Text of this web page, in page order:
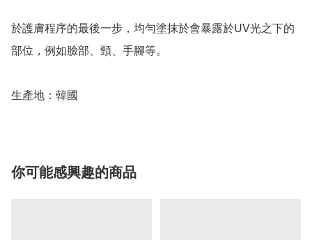
於護膚程序的最後一步，均勻塗抹於會暴露於UV光之下的
部位，例如臉部、頸、手腳等。
生產地：韓國
你可能感興趣的商品